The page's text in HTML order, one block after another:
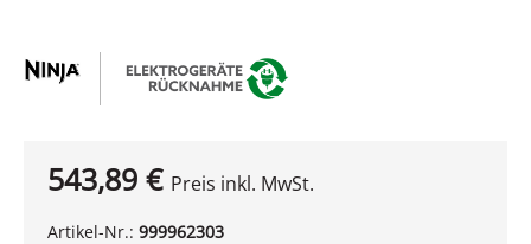
543,89 € Preis inkl. MwSt.
Artikel-Nr.: 999962303